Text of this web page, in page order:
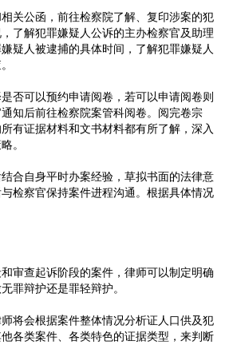
关公函，前往检察院了解、复印涉案的犯
了解犯罪嫌疑人公诉的主办检察官及助理
疑人被逮捕的具体时间，了解犯罪嫌疑人
否可以预约申请阅卷，若可以申请阅卷则
知后前往检察院案管科阅卷。阅完卷宗
有证据材料和文书材料都有所了解，深入
。
合自身平时办案经验，草拟书面的法律意
检察官保持案件进程沟通。根据具体情况
审查起诉阶段的案件，律师可以制定明确
罪辩护还是罪轻辩护。
师将会根据案件整体情况分析证人口供及犯
各类案件、各类特色的证据类型，来判断